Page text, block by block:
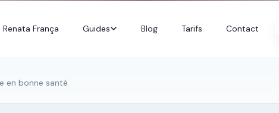
França Guides Blog Tarifs Contact
en bonne santé